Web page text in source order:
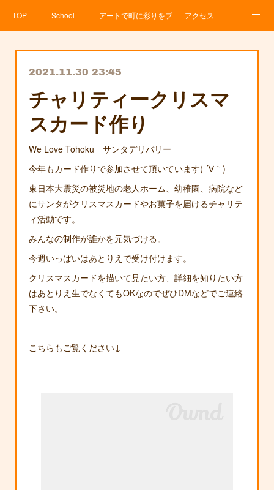
TOP School アートで町に彩りをプロジェクト
アクセス
2021.11.30 23:45
チャリティークリスマ
スカード作り
We Love Tohoku サンタデリバリー
今年もカード作りで参加させて頂いています( ´∀｀)
東日本大震災の被災地の老人ホーム、幼稚園、病院など
にサンタがクリスマスカードやお菓子を届けるチャリテ
ィ活動です。
みんなの制作が誰かを元気づける。
今週いっぱいはあとりえで受け付けます。
クリスマスカードを描いて見たい方、詳細を知りたい方
はあとりえ生でなくてもOKなのでぜひDMなどでご連絡
下さい。
こちらもご覧ください↓